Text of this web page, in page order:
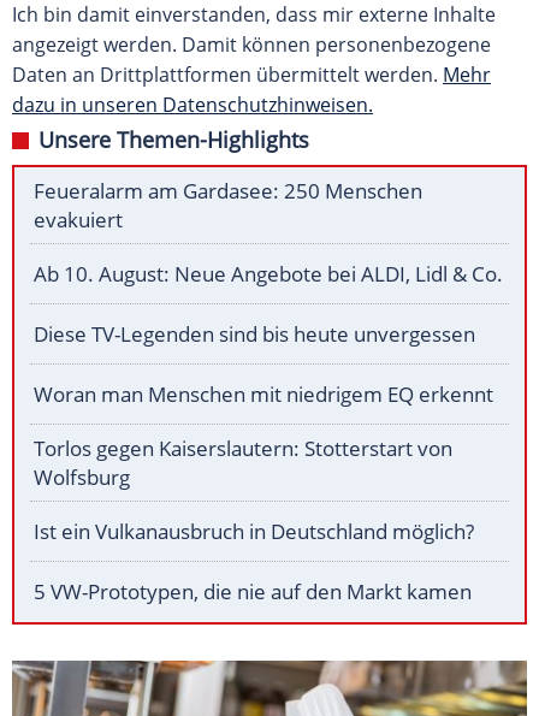
Ich bin damit einverstanden, dass mir externe Inhalte
angezeigt werden. Damit können personenbezogene
Daten an Drittplattformen übermittelt werden. Mehr
dazu in unseren Datenschutzhinweisen.
Unsere Themen-Highlights
Feueralarm am Gardasee: 250 Menschen
evakuiert
Ab 10. August: Neue Angebote bei ALDI, Lidl & Co.
Diese TV-Legenden sind bis heute unvergessen
Woran man Menschen mit niedrigem EQ erkennt
Torlos gegen Kaiserslautern: Stotterstart von
Wolfsburg
Ist ein Vulkanausbruch in Deutschland möglich?
5 VW-Prototypen, die nie auf den Markt kamen